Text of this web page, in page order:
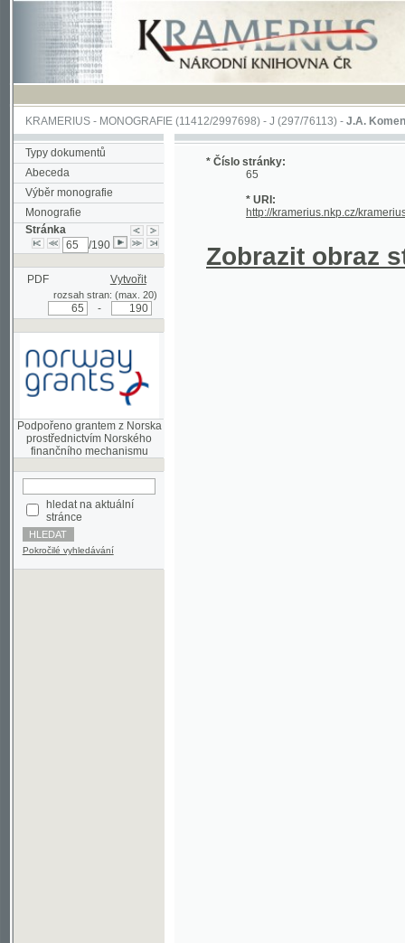
KRAMERIUS-MONOGRAFIE(11412/2997698) -J (297/76113)-J.A. Komenského
Typy dokumentů
Abeceda
Výběr monografie
Monografie
Stránka
/190
PDF Vytvořit
rozsah stran: (max. 20)
Podpořeno grantem z Norska
prostřednictvím Norského
hledat na aktuální
stránce
Pokročilé vyhledávání
* Číslo stránky:
65
* URI:
http://kramerius.nkp.cz/kramerius/